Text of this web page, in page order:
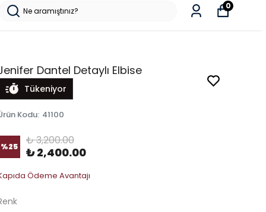
0
Dantel Detaylı Elbise
Tükeniyor
Kodu: 41100
%25 ₺ 3,200.00
₺ 2,400.00
Ödeme Avantajı